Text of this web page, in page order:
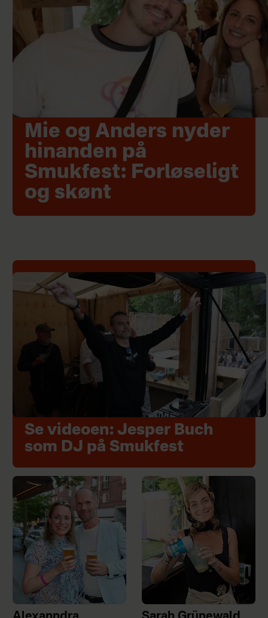
Mie og Anders nyder
hinanden på
Smukfest: Forløseligt
og skønt
Se videoen: Jesper Buch
som DJ på Smukfest